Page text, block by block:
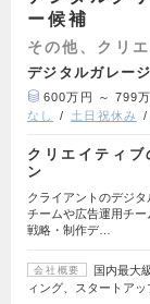
ー候補
その他、クリ
デジタルガレー
600万円 ～ 799万
なし
土日祝休み
クリエイティブ
ン
クライアントのデジ
チームや広告運用チ
戦略・制作デ…
会社概要
国内最大
ィング、スタートア